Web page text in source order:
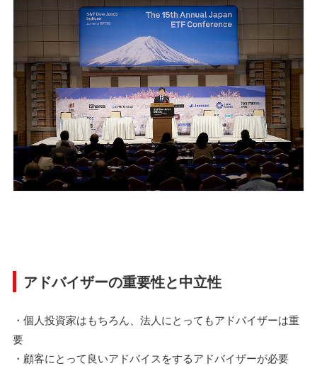
アドバイザーの重要性と中立性
・個人投資家はもちろん、法人にとってもアドバイザーは重
要
・顧客にとって良いアドバイスをするアドバイザーが必要